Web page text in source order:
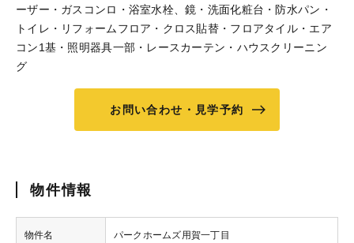
ーザー・ガスコンロ・浴室水栓、鏡・洗面化粧台・防水パン・
トイレ・リフォームフロア・クロス貼替・フロアタイル・エア
コン1基・照明器具一部・レースカーテン・ハウスクリーニン
グ
お問い合わせ・見学予約
物件情報
物件名 パークホームズ用賀一丁目